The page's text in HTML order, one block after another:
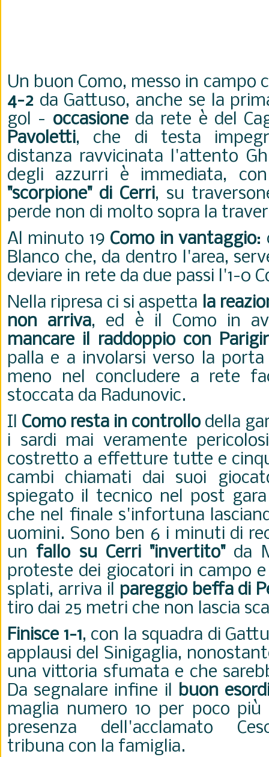
Un buon Como, messo in campo
4-2 da Gattuso, anche se la
gol - occasioneda rete è del
Pavoletti, che di testa
distanza ravvicinata l'attento
degli azzurri è immediata,
"scorpione" di Cerri, su
perde non di molto sopra la
Al minuto 19 Como in vantaggio:
Blanco che, da dentro l'area,
deviare in rete da due passi l'1-0
Nella ripresa ci si aspetta la
non arriva, ed è il Como in
mancare il raddoppio con
palla e a involarsi verso la
meno nel concludere a rete
stoccata da Radunovic.
Il Como resta in controllodella
i sardi mai veramente
costretto a effetture tutte e
cambi chiamati dai suoi
spiegato il tecnico nel post
che nel finale s'infortuna
uomini. Sono ben 6 i minuti di
un fallo su Cerri "invertito"da
proteste dei giocatori in campo
splati, arriva il pareggio beffa di
tiro dai 25 metri che non lascia
Finisce 1-1, con la squadra di
applausi del Sinigaglia,
una vittoria sfumata e che
Da segnalare infine il buon
maglia numero 10 per poco
presenza dell'acclamato
tribuna con la famiglia.